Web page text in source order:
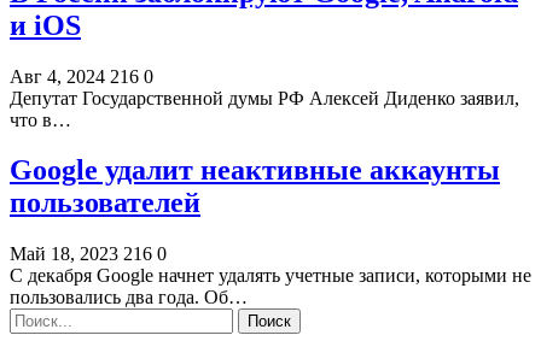
и iOS
Авг 4, 2024 216 0
Депутат Государственной думы РФ Алексей Диденко заявил,
что в…
Google удалит неактивные аккаунты
пользователей
Май 18, 2023 216 0
С декабря Google начнет удалять учетные записи, которыми не
пользовались два года. Об…